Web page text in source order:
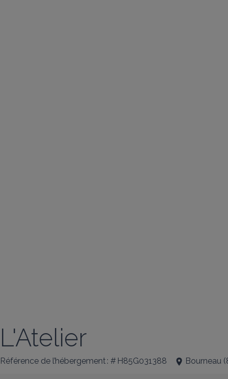
L'Atelier
Référence de l’hébergement : # H85G031388 Bourneau (